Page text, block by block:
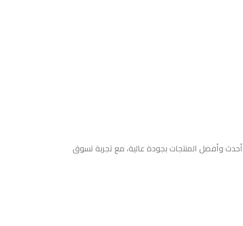
أحدث وأفضل المنتجات بجودة عالية، مع تجربة تسوق